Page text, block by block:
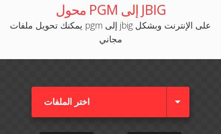
محول PGM إلى JBIG
يمكنك تحويل ملفات pgm إلى jbig على الإنترنت وبشكل
مجاني
اختر الملفات